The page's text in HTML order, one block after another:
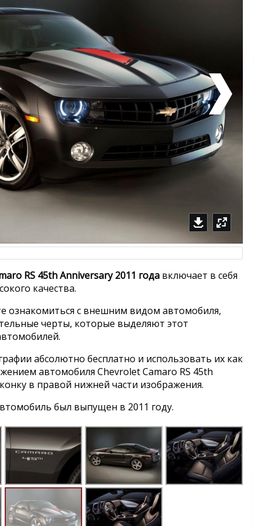
RS 45th Anniversary 2011 года включает в себя
качества.
ознакомиться с внешним видом автомобиля,
черты, которые выделяют этот
абсолютно бесплатно и использовать их как
автомобиля Chevrolet Camaro RS 45th
в правой нижней части изображения.
был выпущен в 2011 году.